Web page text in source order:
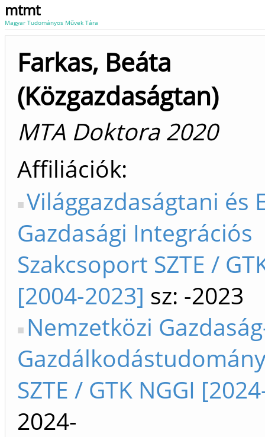
mtmt
Magyar Tudományos Művek Tára
Farkas, Beáta
(Közgazdaságtan)
MTA Doktora 2020
Affiliációk
Világgazdaságtani és
Gazdasági Integrációs
Szakcsoport SZTE /
[2004-2023] sz: -2023
Nemzetközi
SZTE / GTK NGGI
2024-